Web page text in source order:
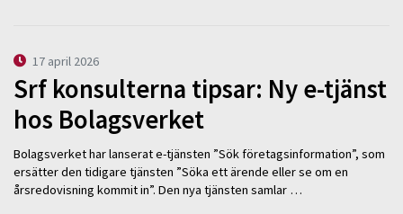
17 april 2026
Srf konsulterna tipsar: Ny e-tjänst
hos Bolagsverket
Bolagsverket har lanserat e-tjänsten ”Sök företagsinformation”, som
ersätter den tidigare tjänsten ”Söka ett ärende eller se om en
årsredovisning kommit in”. Den nya tjänsten samlar …